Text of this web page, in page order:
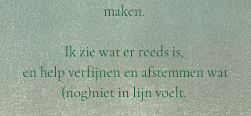
maken.
Ik zie wat er reeds is,
en help verfijnen en afstemmen wat
(nog)niet in lijn voelt.